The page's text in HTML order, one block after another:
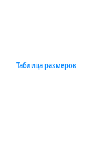
Таблица размеров